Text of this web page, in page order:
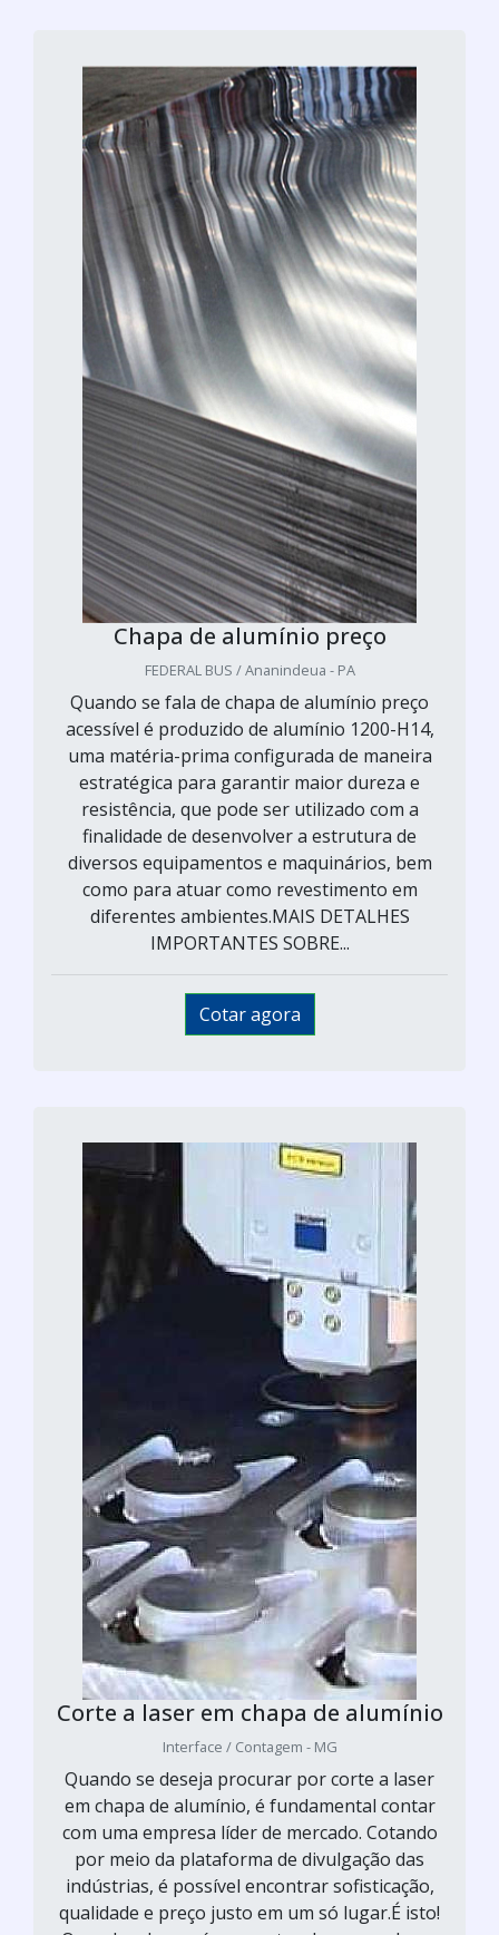
Chapa de alumínio preço
FEDERAL BUS / Ananindeua - PA
Quando se fala de chapa de alumínio preço
acessível é produzido de alumínio 1200-H14,
uma matéria-prima configurada de maneira
estratégica para garantir maior dureza e
resistência, que pode ser utilizado com a
finalidade de desenvolver a estrutura de
diversos equipamentos e maquinários, bem
como para atuar como revestimento em
diferentes ambientes.MAIS DETALHES
IMPORTANTES SOBRE...
Cotar agora
Corte a laser em chapa de alumínio
Interface / Contagem - MG
Quando se deseja procurar por corte a laser
em chapa de alumínio, é fundamental contar
com uma empresa líder de mercado. Cotando
por meio da plataforma de divulgação das
indústrias, é possível encontrar sofisticação,
qualidade e preço justo em um só lugar.É isto!